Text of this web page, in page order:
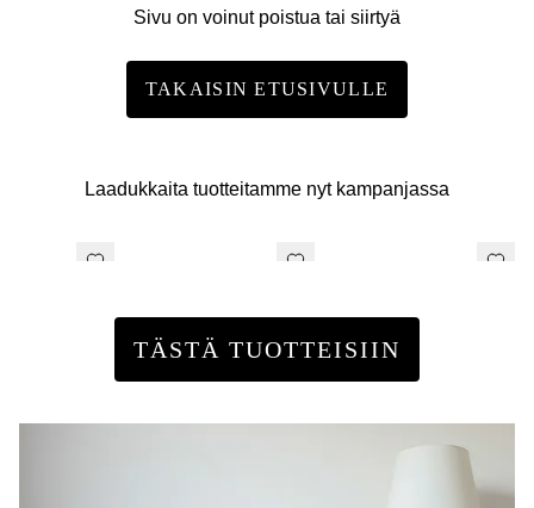
Sivu on voinut poistua tai siirtyä
TAKAISIN ETUSIVULLE
Laadukkaita tuotteitamme nyt kampanjassa
TÄSTÄ TUOTTEISIIN